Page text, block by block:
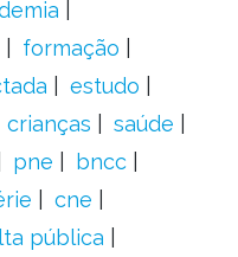
formação
estudo
crianças
saúde
pne
bncc
cne
pública